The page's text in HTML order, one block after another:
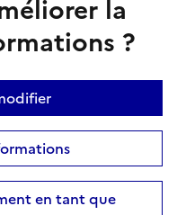
la
?
en tant que